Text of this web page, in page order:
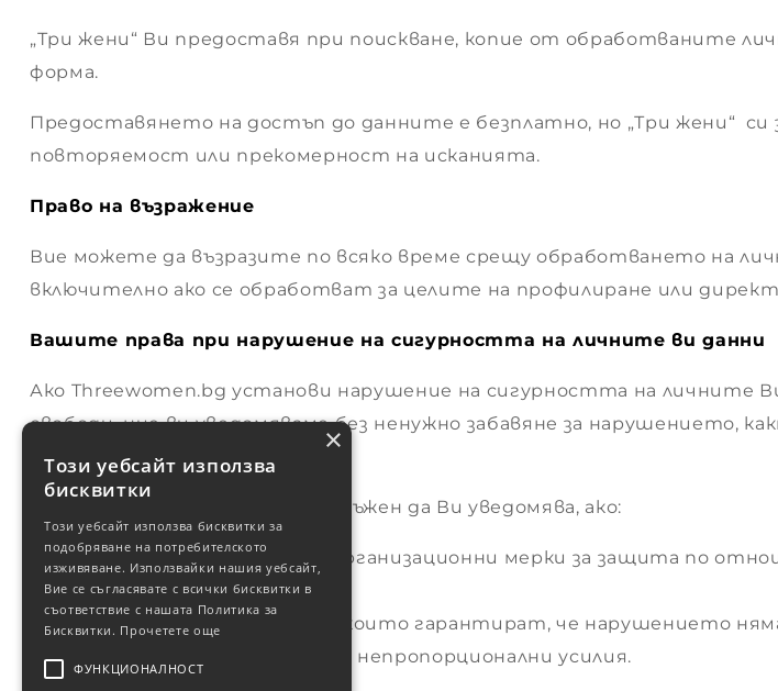
„Три жени“ Ви предоставя при поискване, копие от обработваните
форма.
Предоставянето на достъп до данните е безплатно, но „Три жени“
повторяемост или прекомерност на исканията.
Право на възражение
Вие можете да възразите по всяко време срещу обработването на
включително ако се обработват за целите на профилиране или
Вашите права при нарушение на сигурността на личните ви данни
Ако Threewomen.bg установи нарушение на сигурността на личните
свободи, ние ви уведомяваме без ненужно забавяне за нарушението,
предприети.
Сайтът Threewomen.bg не е длъжен да Ви уведомява, ако:
е предприел технически и организационни мерки за защита по
сигурността;
е взел впоследствие мерки, които гарантират, че нарушението
уведомяването би изисквало непропорционални усилия.
×
Този уебсайт използва
бисквитки
Този уебсайт използва бисквитки за
подобряване на потребителското
изживяване. Използвайки нашия уебсайт,
Вие се съгласявате с всички бисквитки в
съответствие с нашата Политика за
Бисквитки. Прочетете още
ФУНКЦИОНАЛНОСТ